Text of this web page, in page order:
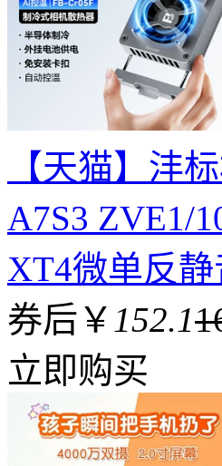
【天猫】沣
A7S3 ZVE1/
XT4微单反静
券后￥ 152.1
立即购买